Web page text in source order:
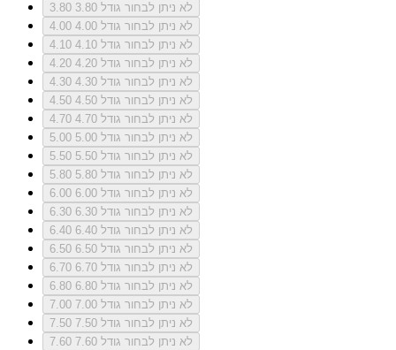
3.80
לא ניתן לבחור גודל 3.80
4.00
לא ניתן לבחור גודל 4.00
4.10
לא ניתן לבחור גודל 4.10
4.20
לא ניתן לבחור גודל 4.20
4.30
לא ניתן לבחור גודל 4.30
4.50
לא ניתן לבחור גודל 4.50
4.70
לא ניתן לבחור גודל 4.70
5.00
לא ניתן לבחור גודל 5.00
5.50
לא ניתן לבחור גודל 5.50
5.80
לא ניתן לבחור גודל 5.80
6.00
לא ניתן לבחור גודל 6.00
6.30
לא ניתן לבחור גודל 6.30
6.40
לא ניתן לבחור גודל 6.40
6.50
לא ניתן לבחור גודל 6.50
6.70
לא ניתן לבחור גודל 6.70
6.80
לא ניתן לבחור גודל 6.80
7.00
לא ניתן לבחור גודל 7.00
7.50
לא ניתן לבחור גודל 7.50
7.60
לא ניתן לבחור גודל 7.60